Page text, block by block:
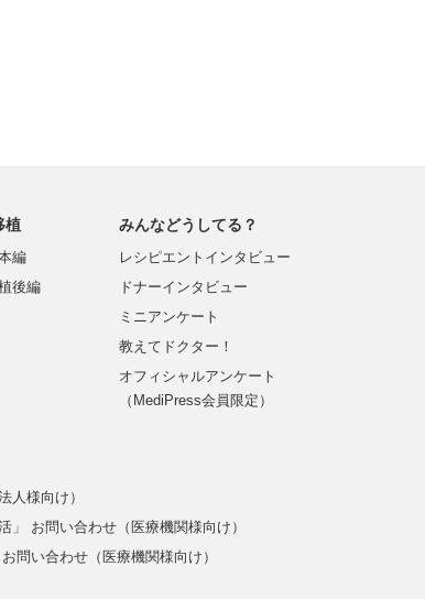
植
編
後編
みんなどうしてる？
レシピエントインタビュー
ドナーインタビュー
ミニアンケート
教えてドクター！
オフィシャルアンケート
（MediPress会員限定）
人様向け）
」 お問い合わせ（医療機関様向け）
問い合わせ（医療機関様向け）